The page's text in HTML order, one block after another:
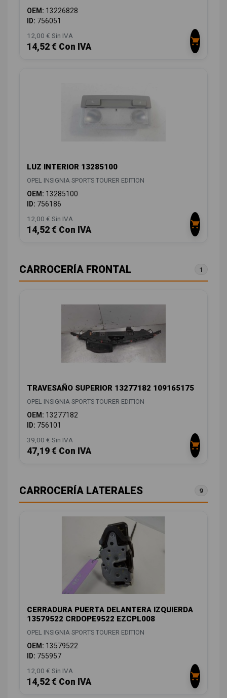
OEM: 13226828
ID: 756051
12,00 € Sin IVA
14,52 € Con IVA
LUZ INTERIOR 13285100
OPEL INSIGNIA SPORTS TOURER EDITION
OEM: 13285100
ID: 756186
12,00 € Sin IVA
14,52 € Con IVA
CARROCERÍA FRONTAL 1
TRAVESAÑO SUPERIOR 13277182 109165175
OPEL INSIGNIA SPORTS TOURER EDITION
OEM: 13277182
ID: 756101
39,00 € Sin IVA
47,19 € Con IVA
CARROCERÍA LATERALES 9
CERRADURA PUERTA DELANTERA IZQUIERDA
13579522 CRDOPE9522 EZCPL008
OPEL INSIGNIA SPORTS TOURER EDITION
OEM: 13579522
ID: 755957
12,00 € Sin IVA
14,52 € Con IVA